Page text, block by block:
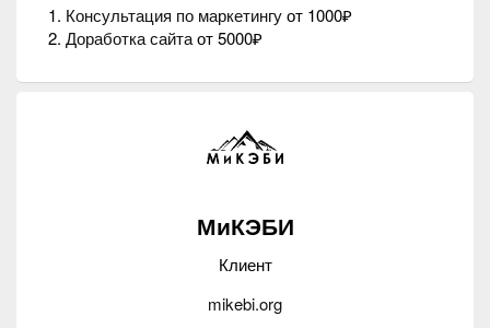
Консультация по маркетингуот 1000₽
Доработка сайтаот 5000₽
МиКЭБИ
Клиент
mikebi.org